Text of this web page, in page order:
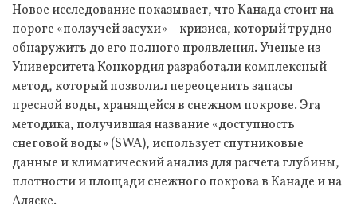
Новое исследование показывает, что Канада стоит на
пороге «ползучей засухи» – кризиса, который трудно
обнаружить до его полного проявления. Ученые из
Университета Конкордия разработали комплексный
метод, который позволил переоценить запасы
пресной воды, хранящейся в снежном покрове. Эта
методика, получившая название «доступность
снеговой воды» (SWA), использует спутниковые
данные и климатический анализ для расчета глубины,
плотности и площади снежного покрова в Канаде и на
Аляске.